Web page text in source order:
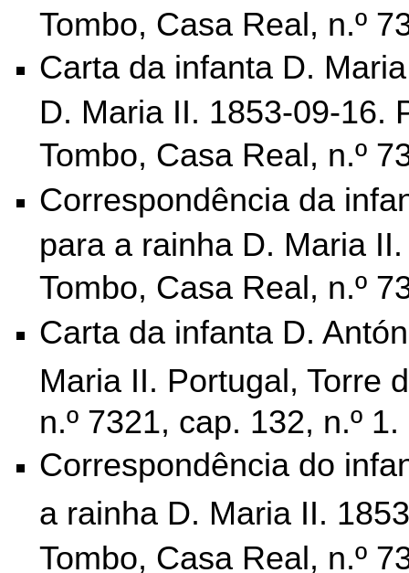
Tombo, Casa Real, n.º
Carta da infanta D.
D. Maria II. 1853-09-16.
Tombo,
Casa Real, n.º
Correspondência da
para a rainha D. Maria
Tombo,
Casa Real, n.º
Carta da infanta D.
Maria II. Portugal, Torre
n.º 7321, cap. 132, n.º 1.
Correspondência do
a rainha D. Maria II.
Tombo,
Casa Real, n.º